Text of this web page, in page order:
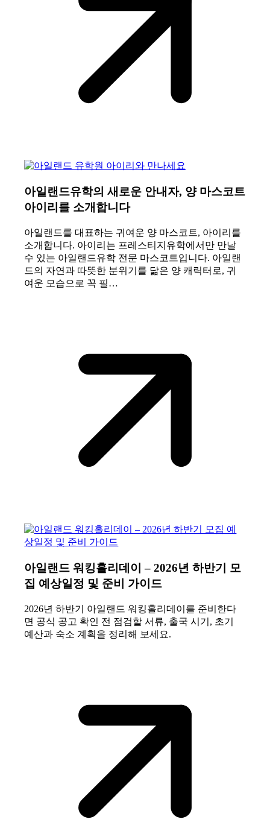
아일랜드유학의 새로운 안내자, 양 마스코트
아이리를 소개합니다
아일랜드를 대표하는 귀여운 양 마스코트, 아이리를
소개합니다. 아이리는 프레스티지유학에서만 만날
수 있는 아일랜드유학 전문 마스코트입니다. 아일랜
드의 자연과 따뜻한 분위기를 닮은 양 캐릭터로, 귀
여운 모습으로 꼭 필…
아일랜드 워킹홀리데이 – 2026년 하반기 모
집 예상일정 및 준비 가이드
2026년 하반기 아일랜드 워킹홀리데이를 준비한다
면 공식 공고 확인 전 점검할 서류, 출국 시기, 초기
예산과 숙소 계획을 정리해 보세요.